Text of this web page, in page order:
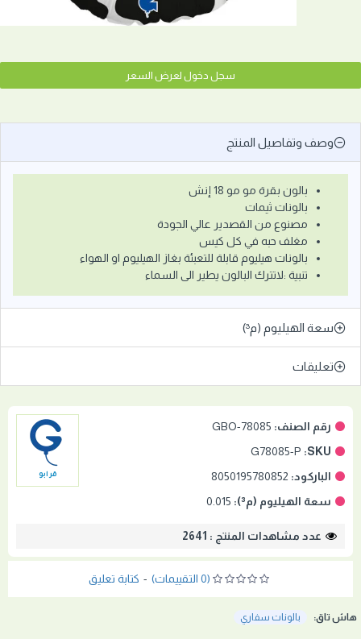
رقم الصنف: GBO-78085
SKU:
G78085-P
الباركود: 8050195780852
سعة الهيليوم (م³):
0.015
قرابو
عدد مشاهدات المنتج : 2641
(0 التقييمات) - كتابة تعليق
سجل دخول لعرض السعر
وصف وتفاصيل المنتج
بالون بقرة مو مو 18 إنش
بالونات ثيمات
مصنوع من القصدير عالي الجودة
مغلف حبه في كل كيس
بالونات هيليوم قابلة للتعبئة بغاز الهيليوم او الهواء
تنبية :لاتترك البالون يطير الى السماء
سعة الهيليوم (م³)
تعليقات
هاش تاق: بالونات سفاري